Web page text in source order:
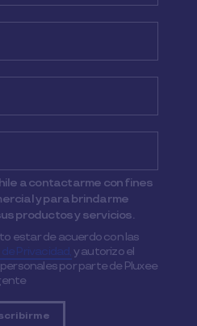
a contactarme con fines
y para brindarme
productos y servicios.
estar de acuerdo con las
Privacidad,y autorizo el
por parte de Pluxee